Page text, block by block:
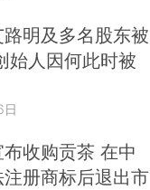
路明及多名股东被
始人因何此时被
收购贡茶 在中
册商标后退出市